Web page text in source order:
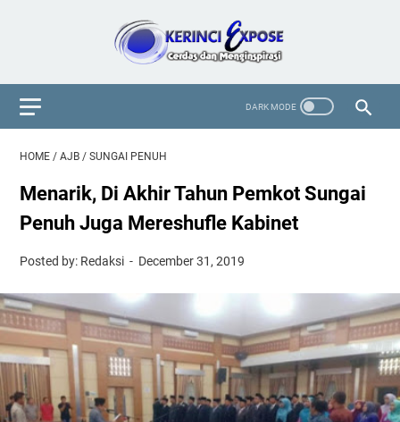
HOME / AJB / SUNGAI PENUH
Menarik, Di Akhir Tahun Pemkot Sungai
Penuh Juga Mereshufle Kabinet
Posted by: Redaksi December 31, 2019